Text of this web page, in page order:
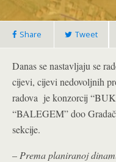
Share Tweet
Danas se nastavljaju se
cijevi, cijevi nedovoljnih
radova je konzorcij
“BALEGEM” doo
sekcije.
– Prema planiranoj